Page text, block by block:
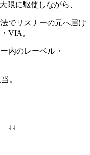
限に駆使しながら、
でリスナーの元へ届け
VIA。
内のレーベル ・
。
↓↓